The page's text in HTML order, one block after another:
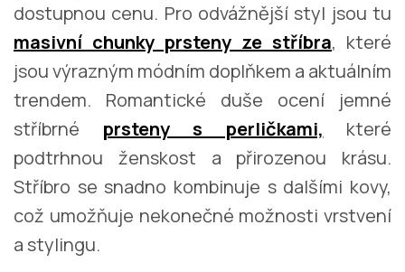
dostupnou cenu. Pro odvážnější styl jsou tu
masivní chunky prsteny ze stříbra, které
jsou výrazným módním doplňkem a aktuálním
trendem. Romantické duše ocení jemné
stříbrné prsteny s perličkami, které
podtrhnou ženskost a přirozenou krásu.
Stříbro se snadno kombinuje s dalšími kovy,
což umožňuje nekonečné možnosti vrstvení
a stylingu.